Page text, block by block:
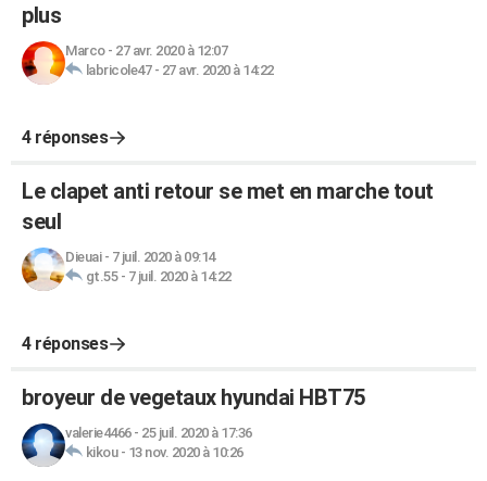
plus
Marco- 27 avr. 2020 à 12:07
labricole47- 27 avr. 2020 à 14:22
4 réponses
Le clapet anti retour se met en marche tout
seul
Dieuai- 7 juil. 2020 à 09:14
gt.55- 7 juil. 2020 à 14:22
4 réponses
broyeur de vegetaux hyundai HBT75
valerie4466- 25 juil. 2020 à 17:36
kikou- 13 nov. 2020 à 10:26